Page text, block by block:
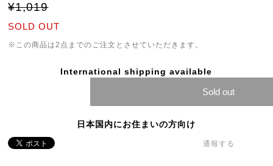
¥1,019
SOLD OUT
※この商品は2点までのご注文とさせていただきます。
International shipping available
Sold out
日本国内にお住まいの方向け
通報する